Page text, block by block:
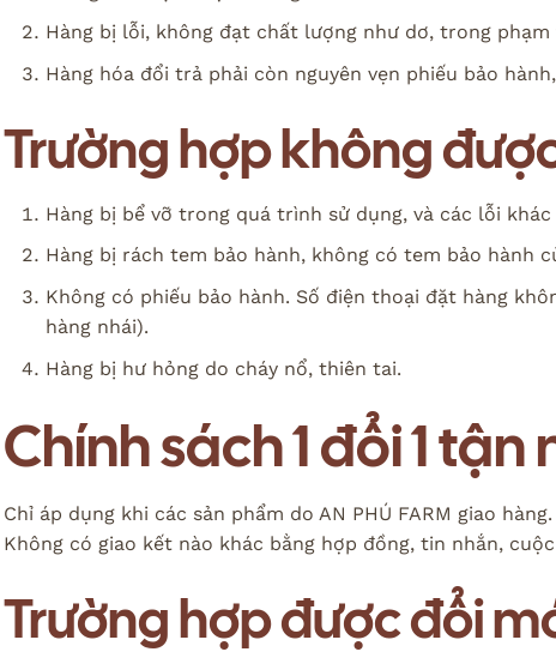
Hàng bị lỗi, không đạt chất lượng như dơ, trong phạm
Hàng hóa đổi trả phải còn nguyên vẹn phiếu bảo
Trường hợp không
Hàng bị bể vỡ trong quá trình sử dụng, và các lỗi
Hàng bị rách tem bảo hành, không có tem bảo hành
Không có phiếu bảo hành. Số điện thoại đặt hàng
hàng nhái).
Hàng bị hư hỏng do cháy nổ, thiên tai.
Chính sách 1 đổi 1 tận
Chỉ áp dụng khi các sản phẩm do AN PHÚ FARM giao
Không có giao kết nào khác bằng hợp đồng, tin nhắn,
Trường hợp được đổi